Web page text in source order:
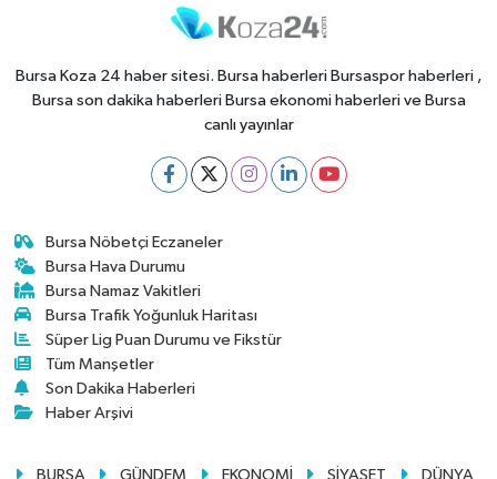
Bursa Koza 24 haber sitesi. Bursa haberleri Bursaspor haberleri ,
Bursa son dakika haberleri Bursa ekonomi haberleri ve Bursa
canlı yayınlar
Bursa Nöbetçi Eczaneler
Bursa Hava Durumu
Bursa Namaz Vakitleri
Bursa Trafik Yoğunluk Haritası
Süper Lig Puan Durumu ve Fikstür
Tüm Manşetler
Son Dakika Haberleri
Haber Arşivi
BURSA GÜNDEM EKONOMİ SİYASET DÜNYA